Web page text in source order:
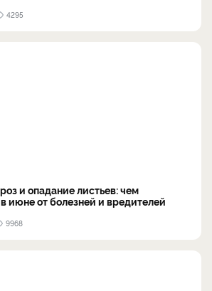
4295
и опадание листьев: чем
июне от болезней и вредителей
9968